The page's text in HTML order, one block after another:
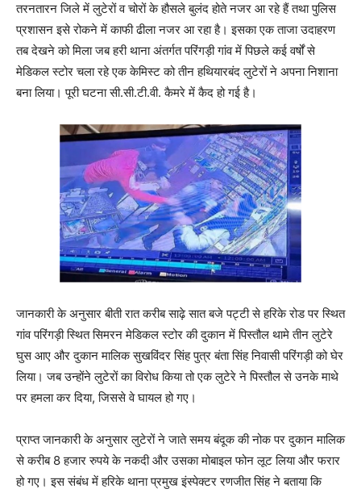
तरनतारन जिले में लुटेरों व चोरों के हौसले बुलंद होते नजर आ रहे हैं तथा पुलिस
प्रशासन इसे रोकने में काफी ढीला नजर आ रहा है। इसका एक ताजा उदाहरण
तब देखने को मिला जब हरी थाना अंतर्गत परिंगड़ी गांव में पिछले कई वर्षों से
मेडिकल स्टोर चला रहे एक केमिस्ट को तीन हथियारबंद लुटेरों ने अपना निशाना
बना लिया। पूरी घटना सी.सी.टी.वी. कैमरे में कैद हो गई है।
जानकारी के अनुसार बीती रात करीब साढ़े सात बजे पट्टी से हरिके रोड पर स्थित
गांव परिंगड़ी स्थित सिमरन मेडिकल स्टोर की दुकान में पिस्तौल थामे तीन लुटेरे
घुस आए और दुकान मालिक सुखविंदर सिंह पुत्र बंता सिंह निवासी परिंगड़ी को घेर
लिया। जब उन्होंने लुटेरों का विरोध किया तो एक लुटेरे ने पिस्तौल से उनके माथे
पर हमला कर दिया, जिससे वे घायल हो गए।
प्राप्त जानकारी के अनुसार लुटेरों ने जाते समय बंदूक की नोक पर दुकान मालिक
से करीब 8 हजार रुपये के नकदी और उसका मोबाइल फोन लूट लिया और फरार
हो गए। इस संबंध में हरिके थाना प्रमुख इंस्पेक्टर रणजीत सिंह ने बताया कि